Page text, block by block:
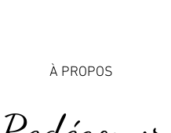
À PROPOS